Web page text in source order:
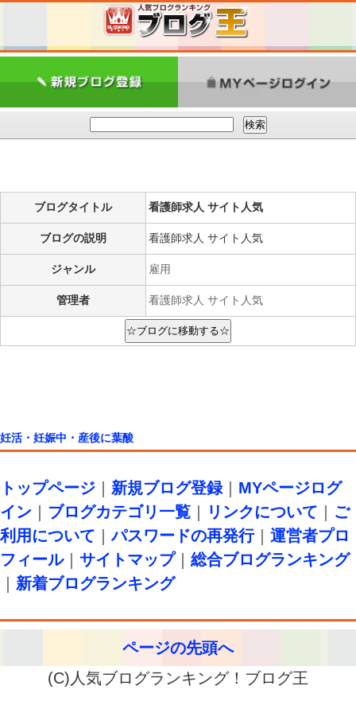
ブログタイトル 看護師求人 サイト人気
ブログの説明 看護師求人 サイト人気
ジャンル 雇用
管理者 看護師求人 サイト人気
妊活・妊娠中・産後に葉酸
トップページ 新規ブログ登録｜ MYページログ
イン
ブログカテゴリ一覧 リンクについて
ご
利用について ｜パスワードの再発行｜ 運営者プロ
フィール｜ サイトマップ｜ 総合ブログランキング
新着ブログランキング
ページの先頭へ
(C)人気ブログランキング！ブログ王